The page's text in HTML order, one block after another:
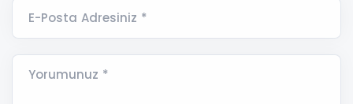
E-Posta Adresiniz *
Yorumunuz *